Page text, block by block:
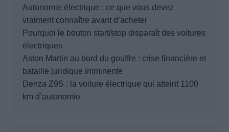
Autonomie électrique : ce que vous devez
vraiment connaître avant d’acheter
Pourquoi le bouton start/stop disparaît des voitures
électriques
Aston Martin au bord du gouffre : crise financière et
bataille juridique imminente
Denza Z9S : la voiture électrique qui atteint 1100
km d’autonomie